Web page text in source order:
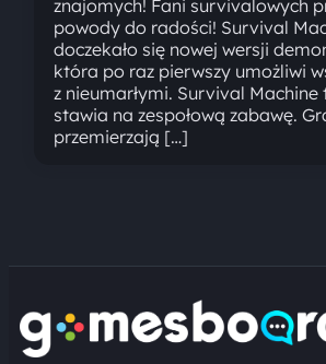
znajomych! Fani survivalowych
powody do radości! Survival
doczekało się nowej wersji
która po raz pierwszy umożliwi
z nieumarłymi. Survival
stawia na zespołową zabawę.
przemierzają […]